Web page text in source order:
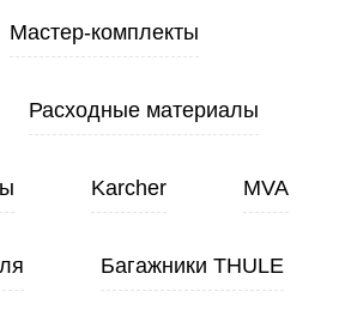
Мастер-комплекты
Расходные материалы
Karcher MVA
Багажники THULE